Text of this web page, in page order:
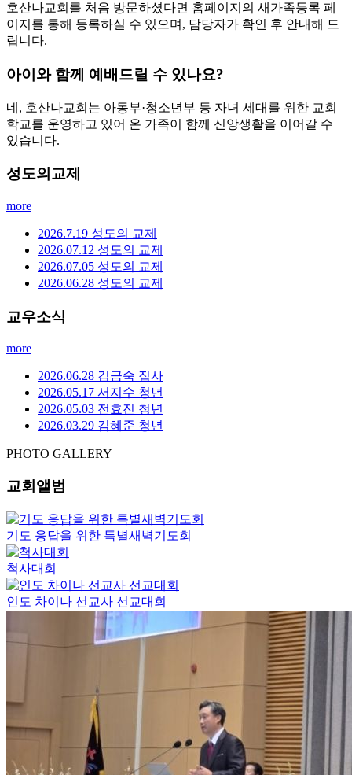
호산나교회를 처음 방문하셨다면 홈페이지의 새가족등록 페
이지를 통해 등록하실 수 있으며, 담당자가 확인 후 안내해 드
립니다.
아이와 함께 예배드릴 수 있나요?
네, 호산나교회는 아동부·청소년부 등 자녀 세대를 위한 교회
학교를 운영하고 있어 온 가족이 함께 신앙생활을 이어갈 수
있습니다.
성도의교제
more
2026.7.19 성도의 교제
2026.07.12 성도의 교제
2026.07.05 성도의 교제
2026.06.28 성도의 교제
교우소식
more
2026.06.28 김금숙 집사
2026.05.17 서지수 청년
2026.05.03 전효진 청년
2026.03.29 김혜준 청년
PHOTO GALLERY
교회앨범
기도 응답을 위한 특별새벽기도회
척사대회
인도 차이나 선교사 선교대회